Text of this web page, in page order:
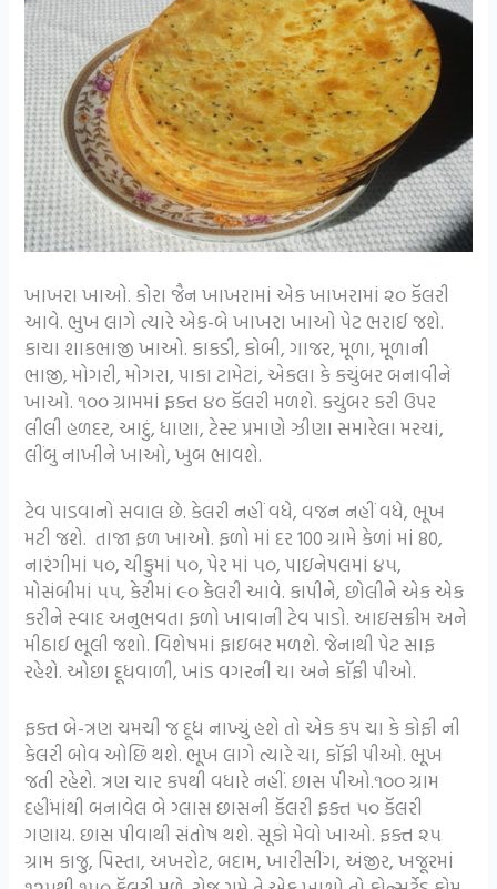
ખાખરા ખાઓ. કોરા જૈન ખાખરામાં એક ખાખરામાં ૨૦ કૅલરી
આવે. ભુખ લાગે ત્યારે એક-બે ખાખરા ખાઓ પેટ ભરાઈ જશે.
કાચા શાકભાજી ખાઓ. કાકડી, કોબી, ગાજર, મૂળા, મૂળાની
ભાજી, મોગરી, મોગરા, પાકા ટામેટાં, એકલા કે કચુંબર બનાવીને
ખાઓ. ૧૦૦ ગ્રામમાં ફક્ત ૪૦ કૅલરી મળશે. કચુંબર કરી ઉપર
લીલી હળદર, આદું, ધાણા, ટેસ્ટ પ્રમાણે ઝીણા સમારેલા મરચાં,
લીંબુ નાખીને ખાઓ, ખુબ ભાવશે.
ટેવ પાડવાનો સવાલ છે. કેલરી નહીં વધે, વજન નહીં વધે, ભૂખ
મટી જશે. તાજા ફળ ખાઓ. ફળો માં દર 100 ગ્રામે કેળાં માં 80,
નારંગીમાં ૫૦, ચીકુમાં ૫૦, પેર માં ૫૦, પાઇનેપલમાં ૪૫,
મોસંબીમાં ૫૫, કેરીમાં ૯૦ કેલરી આવે. કાપીને, છોલીને એક એક
કરીને સ્વાદ અનુભવતા ફળો ખાવાની ટેવ પાડો. આઇસક્રીમ અને
મીઠાઈ ભૂલી જશો. વિશેષમાં ફાઇબર મળશે. જેનાથી પેટ સાફ
રહેશે. ઓછા દૂધવાળી, ખાંડ વગરની ચા અને કૉફી પીઓ.
ફક્ત બે-ત્રણ ચમચી જ દૂધ નાખ્યું હશે તો એક કપ ચા કે કોફી ની
કેલરી બોવ ઓછિ થશે. ભૂખ લાગે ત્યારે ચા, કૉફી પીઓ. ભૂખ
જતી રહેશે. ત્રણ ચાર કપથી વધારે નહીં. છાસ પીઓ.૧૦૦ ગ્રામ
દહીંમાંથી બનાવેલ બે ગ્લાસ છાસની કૅલરી ફક્ત ૫૦ કૅલરી
ગણાય. છાસ પીવાથી સંતોષ થશે. સૂકો મેવો ખાઓ. ફક્ત ૨૫
ગ્રામ કાજુ, પિસ્તા, અખરોટ, બદામ, ખારીસીંગ, અંજીર, ખજૂરમાં